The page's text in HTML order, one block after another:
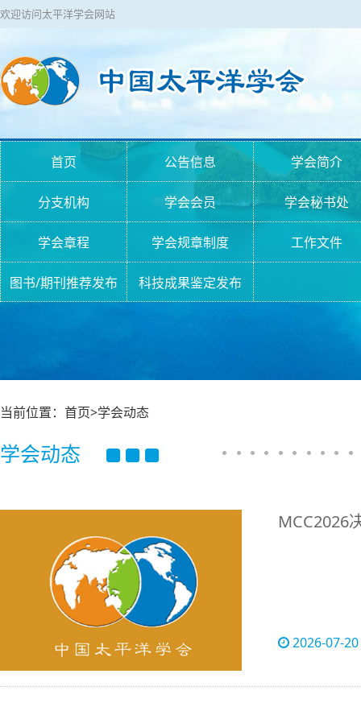
欢迎访问太平洋学会网站
首页 公告信息 学会简介
分支机构 学会会员 学会秘书处
学会章程 学会规章制度 工作文件
图书/期刊推荐发布 科技成果鉴定发布
当前位置：首页>学会动态
学会动态
MCC2026
2026-07-20